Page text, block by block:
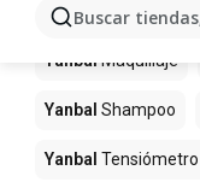
Buscar
Más
Yanbal Maquillaje
Yanbal Shampoo
Yanbal Tensiómetro